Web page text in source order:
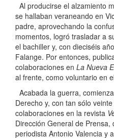
Al producirse el alzamiento
se hallaban veraneando en
padre, aprovechando la
momentos, logró trasladar a
el bachiller y, con dieciséis
Falange. Por entonces,
colaboraciones en La Nueva
al frente, como voluntario en
Acabada la guerra,
Derecho y, con tan sólo
colaboraciones en la revista
Dirección General de Prensa,
periodista Antonio Valencia y